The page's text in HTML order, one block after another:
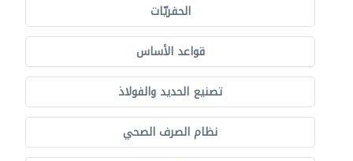
الحفريّات
قواعد الأساس
تصنيع الحديد والفولاذ
نظام الصرف الصحي